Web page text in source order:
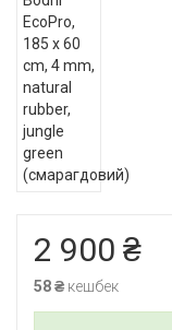
2 900 ₴
58 ₴ кешбек